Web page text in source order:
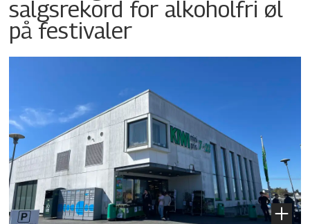
salgsrekord for alkoholfri øl
på festivaler